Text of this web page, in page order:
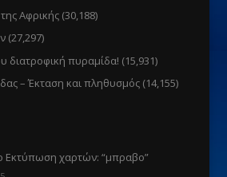
Αφρικής (30,188)
(27,297)
διατροφική πυραμίδα! (15,931)
– Έκταση και πληθυσμός (14,155)
Εκτύπωση χαρτών: “μπραβο”